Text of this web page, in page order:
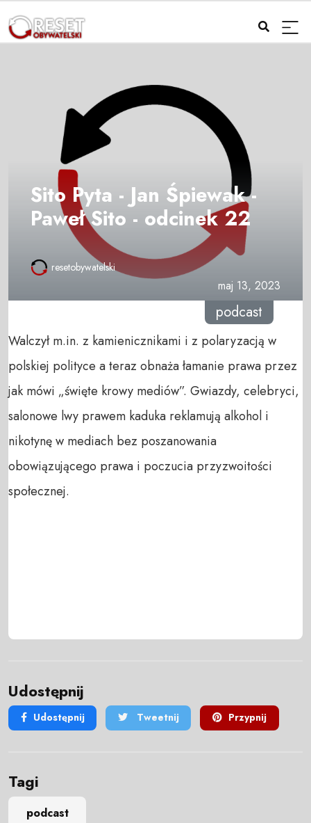
Sito Pyta - Jan Śpiewak -
Paweł Sito - odcinek 22
resetobywatelski
maj 13, 2023
podcast
Walczył m.in. z kamienicznikami i z polaryzacją w
polskiej polityce a teraz obnaża łamanie prawa przez
jak mówi „święte krowy mediów”. Gwiazdy, celebryci,
salonowe lwy prawem kaduka reklamują alkohol i
nikotynę w mediach bez poszanowania
obowiązującego prawa i poczucia przyzwoitości
społecznej.
Udostępnij
Udostępnij Tweetnij Przypnij
Tagi
podcast